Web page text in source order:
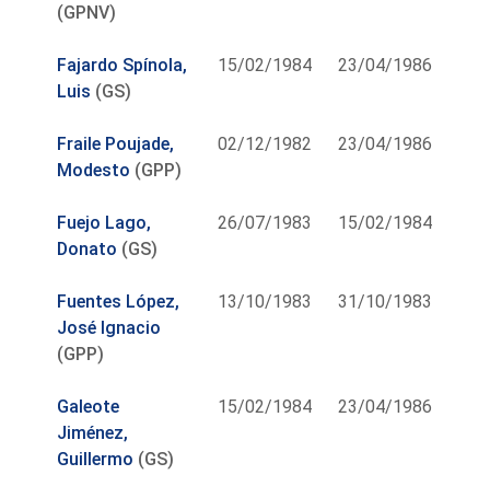
(GPNV)
Fajardo Spínola,
Luis (GS)
15/02/1984 23/04/1986
Fraile Poujade,
Modesto (GPP)
02/12/1982 23/04/1986
Fuejo Lago,
Donato (GS)
26/07/1983 15/02/1984
Fuentes López,
José Ignacio
(GPP)
13/10/1983 31/10/1983
Galeote
Jiménez,
Guillermo (GS)
15/02/1984 23/04/1986